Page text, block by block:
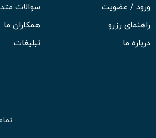
ورود / عضویت
راهنمای رزرو
درباره ما
سوالات
همکاران ما
تبلیغات